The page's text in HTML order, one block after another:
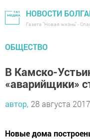
НОВОСТИ
Газета "Новая жизнь" -
ОБЩЕСТВО
В Камско-
«аварийщики»
автор, 28 августа
Новые дома